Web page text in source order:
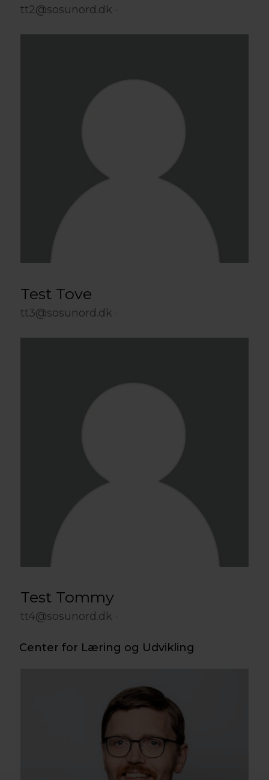
tt2@sosunord.dk
Test Tove
tt3@sosunord.dk
Test Tommy
tt4@sosunord.dk
Center for Læring og Udvikling